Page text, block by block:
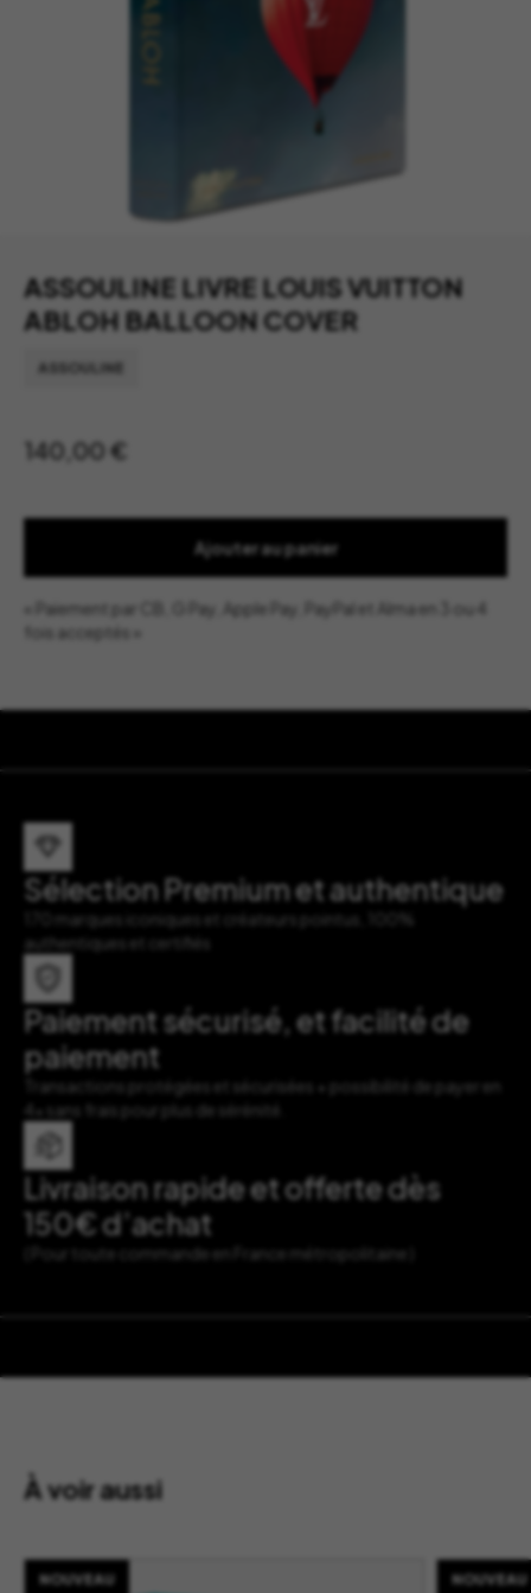
ASSOULINE LIVRE LOUIS VUITTON
ABLOH BALLOON COVER
ASSOULINE
140,00 €
Ajouter au panier
« Paiement par CB, G Pay, Apple Pay, PayPal et Alma en 3 ou 4
fois acceptés »
Sélection Premium et authentique
170 marques iconiques et créateurs pointus, 100%
authentiques et certifiés
Paiement sécurisé, et facilité de
paiement
Transactions protégées et sécurisées + possibilité de payer en
4x sans frais pour plus de sérénité.
Livraison rapide et offerte dès
150€ d’achat
( Pour toute commande en France métropolitaine )
À voir aussi
NOUVEAU NOUVEAU